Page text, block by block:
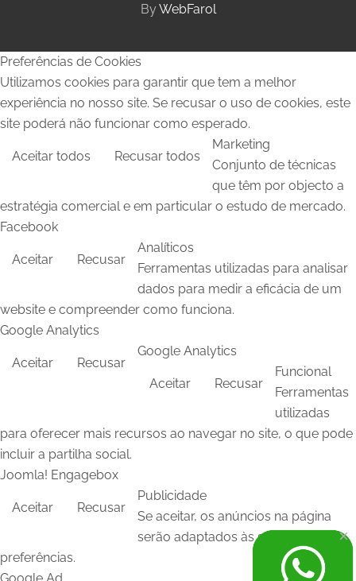
ByWebFarol
Preferências de Cookies
Utilizamos cookies para garantir que tem a melhor
experiência no nosso site. Se recusar o uso de cookies, este
site poderá não funcionar como esperado.
Aceitar todos Recusar todos
Marketing
Conjunto de técnicas
que têm por objecto a
estratégia comercial e em particular o estudo de mercado.
Facebook
Aceitar Recusar
Analíticos
Ferramentas utilizadas para analisar
dados para medir a eficácia de um
website e compreender como funciona.
Google Analytics
Aceitar Recusar
Google Analytics
Aceitar Recusar
Funcional
Ferramentas
utilizadas
para oferecer mais recursos ao navegar no site, o que pode
incluir a partilha social.
Joomla! Engagebox
Aceitar Recusar
Publicidade
Se aceitar, os anúncios na página
serão adaptados às suas
preferências.
×